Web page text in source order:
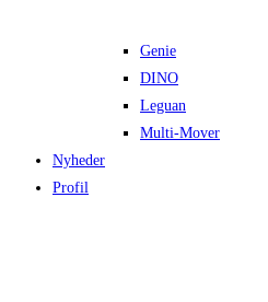
Genie
DINO
Leguan
Multi-Mover
Nyheder
Profil